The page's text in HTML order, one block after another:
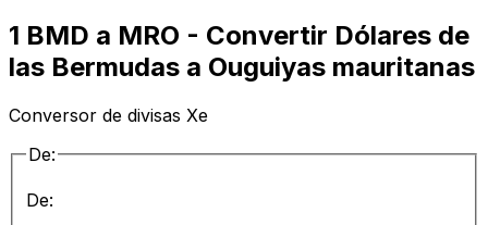
1 BMD a MRO - Convertir Dólares de
las Bermudas a Ouguiyas mauritanas
Conversor de divisas Xe
De:
De: